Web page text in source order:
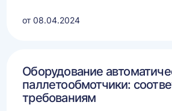
от 08.04.2024
Оборудование
паллетообмотчики:
требованиям